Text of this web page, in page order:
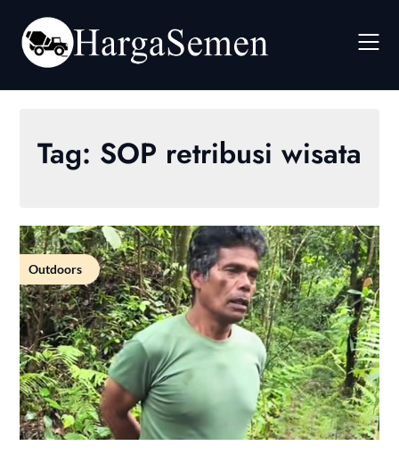
content
Tag: SOP retribusi wisata
Outdoors